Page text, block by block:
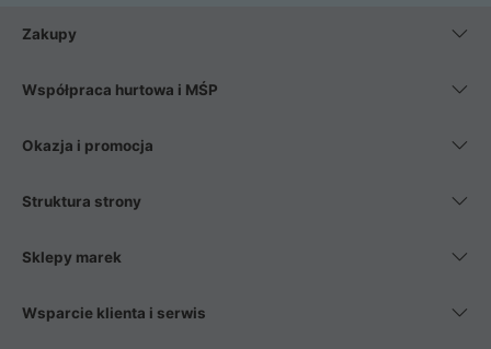
Zakupy
Współpraca hurtowa i MŚP
Okazja i promocja
Struktura strony
Sklepy marek
Wsparcie klienta i serwis